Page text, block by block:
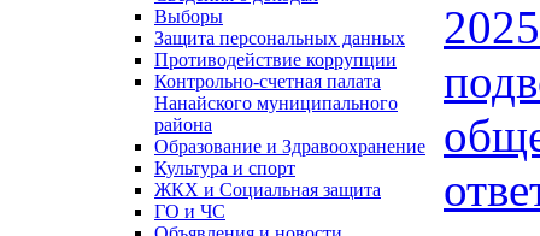
Выборы
Защита персональных данных
Противодействие коррупции
Контрольно-счетная палата
Нанайского муниципального
района
Образование и Здравоохранение
Культура и спорт
ЖКХ и Социальная защита
ГО и ЧС